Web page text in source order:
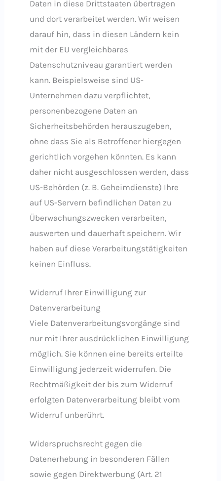
Daten in diese Drittstaaten übertragen
und dort verarbeitet werden. Wir weisen
darauf hin, dass in diesen Ländern kein
mit der EU vergleichbares
Datenschutzniveau garantiert werden
kann. Beispielsweise sind US-
Unternehmen dazu verpflichtet,
personenbezogene Daten an
Sicherheitsbehörden herauszugeben,
ohne dass Sie als Betroffener hiergegen
gerichtlich vorgehen könnten. Es kann
daher nicht ausgeschlossen werden, dass
US-Behörden (z. B. Geheimdienste) Ihre
auf US-Servern befindlichen Daten zu
Überwachungszwecken verarbeiten,
auswerten und dauerhaft speichern. Wir
haben auf diese Verarbeitungstätigkeiten
keinen Einfluss.
Widerruf Ihrer Einwilligung zur
Datenverarbeitung
Viele Datenverarbeitungsvorgänge sind
nur mit Ihrer ausdrücklichen Einwilligung
möglich. Sie können eine bereits erteilte
Einwilligung jederzeit widerrufen. Die
Rechtmäßigkeit der bis zum Widerruf
erfolgten Datenverarbeitung bleibt vom
Widerruf unberührt.
Widerspruchsrecht gegen die
Datenerhebung in besonderen Fällen
sowie gegen Direktwerbung (Art. 21